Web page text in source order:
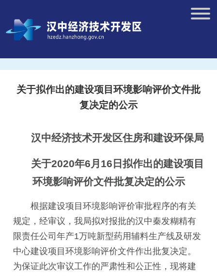
关于拟作出的建设项目环境影响评价文件批
复决定的公示
汉中经济技术开发区住房和建设环保局
关于2020年6月 16 日拟作出的建设项目
环境影响评价文件批复决定的公示
根据建设项目环境影响评价审批程序的有关
规定，经审议，我局拟对报批的汉中秦发糊精有
限责任公司 年产1万吨新型药用辅料生产线及研发
中心建设项目 环境影响评价文件作出批复决定。
为保证此次审议工作的严肃性和公正性，现将建